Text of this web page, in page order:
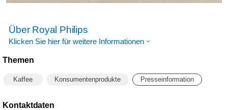
Über Royal Philips
Klicken Sie hier für weitere Informationen
Themen
Kaffee Konsumentenprodukte Presseinformation
Kontaktdaten